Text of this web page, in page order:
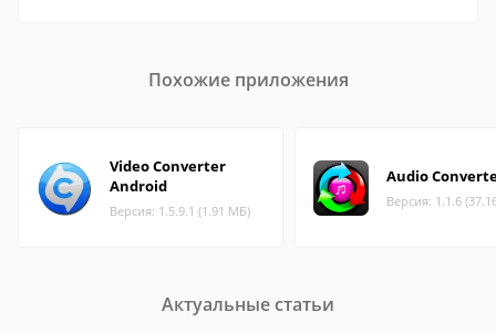
Похожие приложения
Video Converter
Android
Версия: 1.5.9.1 (1.91 МБ)
Audio
Версия: 1.1.6
Актуальные статьи